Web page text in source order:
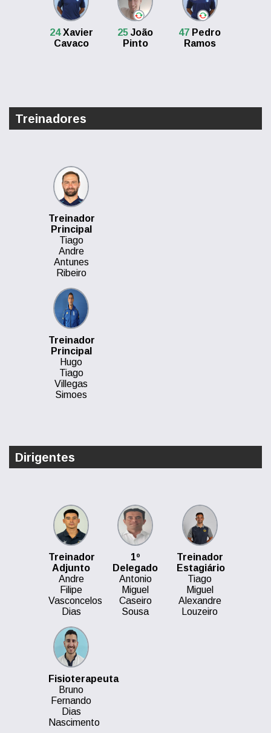
24Xavier
Cavaco
25 João
Pinto
47 Pedro
Ramos
Treinadores
Treinador
Principal
Tiago
Andre
Antunes
Ribeiro
Treinador
Principal
Hugo
Tiago
Villegas
Simoes
Dirigentes
Treinador
Adjunto
Andre
Filipe
Vasconcelos
Dias
1º
Delegado
Antonio
Miguel
Caseiro
Sousa
Treinador
Estagiário
Tiago
Miguel
Alexandre
Louzeiro
Fisioterapeuta
Bruno
Fernando
Dias
Nascimento